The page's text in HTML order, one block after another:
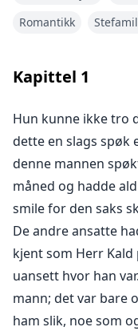
en grop hun villig
Romantikk
Kapittel 1
Hun kunne ikke tro
dette en slags spøk
denne mannen
måned og hadde
smile for den saks
De andre ansatte
kjent som Herr
uansett hvor han
mann; det var bare
ham slik, noe som